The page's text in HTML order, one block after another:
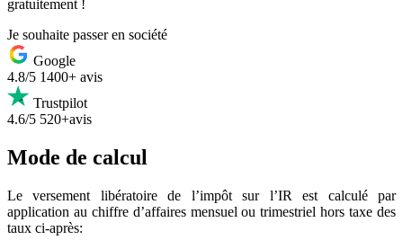
gratuitement !
Je souhaite passer en société
Google
4.8/5 1400+ avis
Trustpilot
4.6/5 520+avis
Mode de calcul
Le versement libératoire de l’impôt sur l’IR est calculé par
application au chiffre d’affaires mensuel ou trimestriel hors taxe des
taux ci-après: